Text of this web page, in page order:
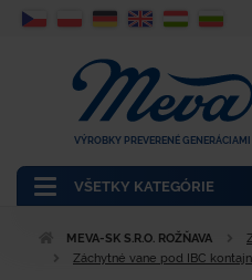
VŠETKY KATEGÓRIE
VÝROBKY PREVERENÉ GENERÁCIAMI
MEVA-SK S.R.O. ROŽŇAVA
Záchytné vane pod IBC